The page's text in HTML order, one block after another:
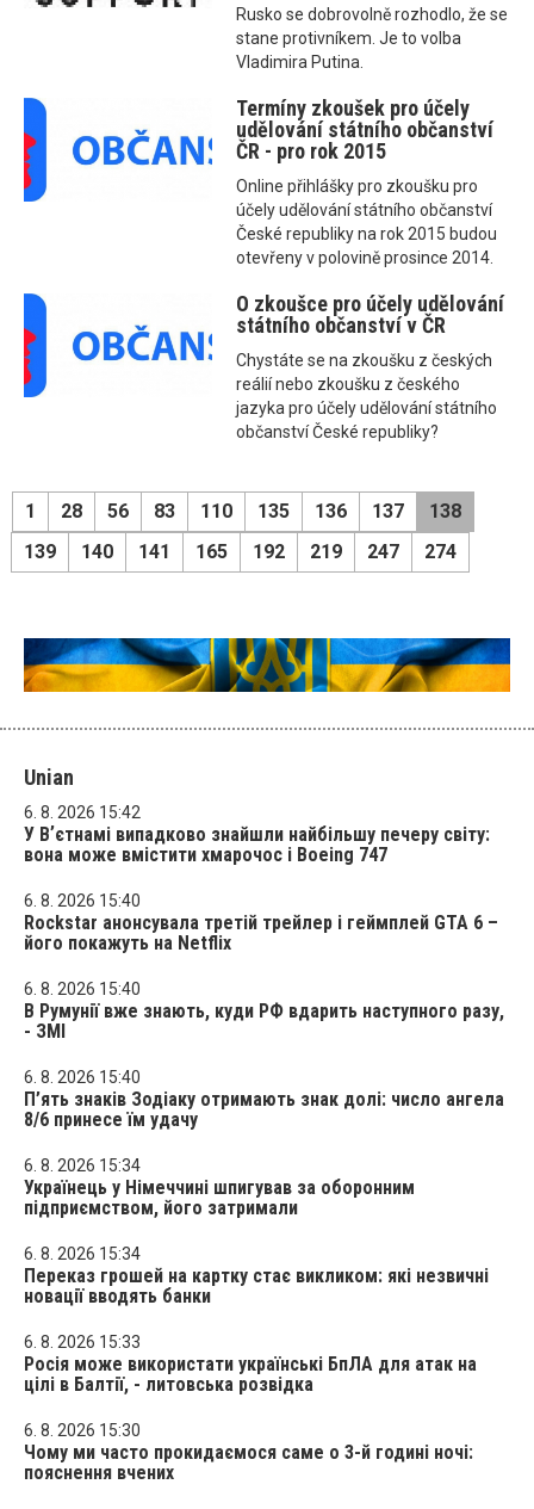
Rusko se dobrovolně rozhodlo, že se
stane protivníkem. Je to volba
Vladimira Putina.
Termíny zkoušek pro účely
udělování státního občanství
ČR - pro rok 2015
Online přihlášky pro zkoušku pro
účely udělování státního občanství
České republiky na rok 2015 budou
otevřeny v polovině prosince 2014.
O zkoušce pro účely udělování
státního občanství v ČR
Chystáte se na zkoušku z českých
reálií nebo zkoušku z českého
jazyka pro účely udělování státního
občanství České republiky?
1 28 56 83 110 135 136 137
138
139
140 141 165 192 219 247 274
Unian
6. 8. 2026 15:42
У Вʼєтнамі випадково знайшли найбільшу печеру світу:
вона може вмістити хмарочос і Boeing 747
6. 8. 2026 15:40
Rockstar анонсувала третій трейлер і геймплей GTA 6 –
його покажуть на Netflix
6. 8. 2026 15:40
В Румунії вже знають, куди РФ вдарить наступного разу,
- ЗМІ
6. 8. 2026 15:40
П’ять знаків Зодіаку отримають знак долі: число ангела
8/6 принесе їм удачу
6. 8. 2026 15:34
Українець у Німеччині шпигував за оборонним
підприємством, його затримали
6. 8. 2026 15:34
Переказ грошей на картку стає викликом: які незвичні
новації вводять банки
6. 8. 2026 15:33
Росія може використати українські БпЛА для атак на
цілі в Балтії, - литовська розвідка
6. 8. 2026 15:30
Чому ми часто прокидаємося саме о 3-й годині ночі:
пояснення вчених